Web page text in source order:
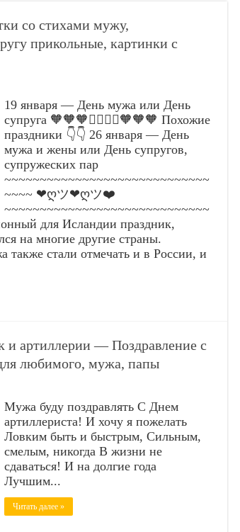
со стихами мужу,
прикольные, картинки с
19 января — День мужа или День
супруга 🧡🧡🧡👩‍❤️‍💋‍👨🧡🧡🧡 Похожие
праздники 👇👇 26 января — День
мужа и жены или День супругов,
супружеских пар
~~~~~~~~~~~~~~~~~~~~~~~~~~~~~
~~~~ ❤ღツ❤ღツ❤️
~~~~~~~~~~~~~~~~~~~~~~~~~~~~~
для Исландии праздник,
на многие другие страны.
стали отмечать и в России, и
и артиллерии — Поздравление с
любимого, мужа, папы
Мужа буду поздравлять С Днем
артиллериста! И хочу я пожелать
Ловким быть и быстрым, Сильным,
смелым, никогда В жизни не
сдаваться! И на долгие года
Лучшим...
Читать далее »